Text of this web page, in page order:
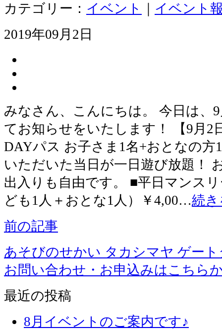
カテゴリー： イベント
イベント
2019年09月2日
みなさん、こんにちは。 今日は、
てお知らせをいたします！ 【9月
DAYパス お子さま1名+おとなの方
いただいた当日が一日遊び放題！
出入りも自由です。 ■平日マンス
ども1人＋おとな1人）￥4,00…続
前の記事
あそびのせかい タカシマヤ ゲー
お問い合わせ・お申込みはこちら
最近の投稿
8月イベントのご案内です♪